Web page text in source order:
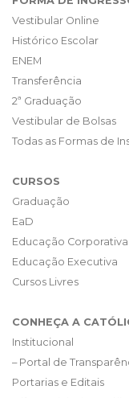
Vestibular Online
Histórico Escolar
ENEM
Transferência
2ª Graduação
Vestibular de Bolsas
Todas as Formas de
CURSOS
Graduação
EaD
Educação Corporativa
Educação Executiva
Cursos Livres
CONHEÇA A
Institucional
– Portal de
Portarias e Editais